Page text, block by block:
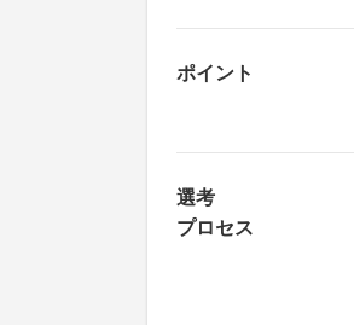
ポイント
選考
プロセス